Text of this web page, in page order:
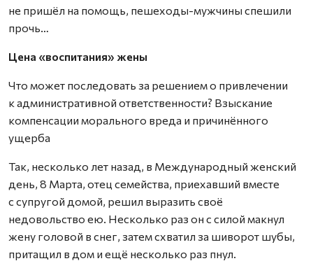
не пришёл на помощь, пешеходы-мужчины спешили
прочь…
Цена «воспитания» жены
Что может последовать за решением о привлечении
к административной ответственности? Взыскание
компенсации морального вреда и причинённого
ущерба
Так, несколько лет назад, в Международный женский
день, 8 Марта, отец семейства, приехавший вместе
с супругой домой, решил выразить своё
недовольство ею. Несколько раз он с силой макнул
жену головой в снег, затем схватил за шиворот шубы,
притащил в дом и ещё несколько раз пнул.